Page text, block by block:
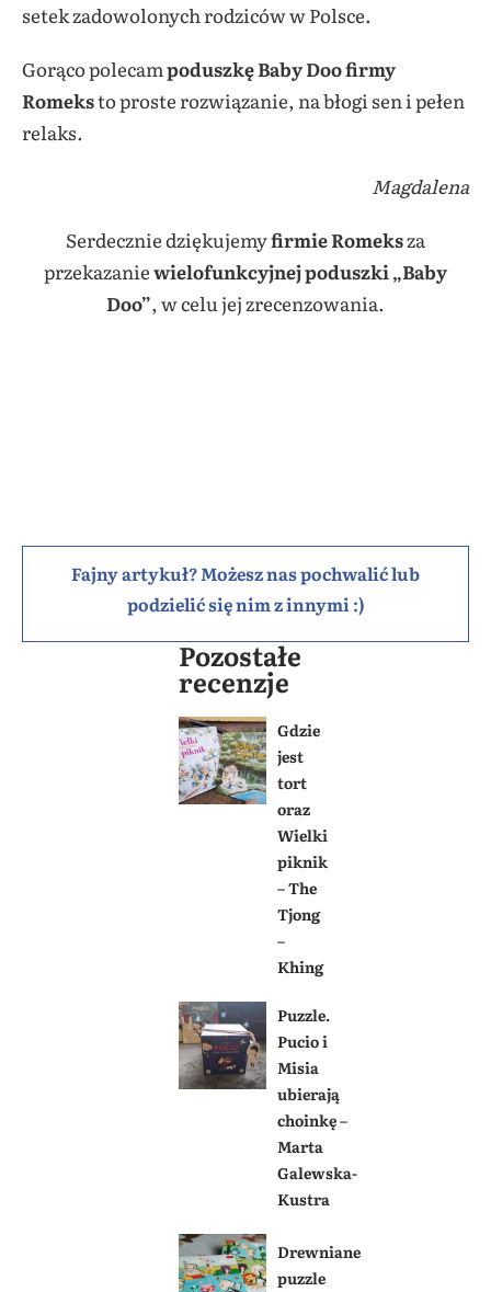
setek zadowolonych rodziców w Polsce.
Gorąco polecampoduszkę Baby Doofirmy
Romeksto proste rozwiązanie, na błogi sen i pełen
relaks.
Magdalena
Serdecznie dziękujemyfirmieRomeksza
przekazaniewielofunkcyjnej poduszki „Baby
Doo”, w celu jej zrecenzowania.
Fajny artykuł? Możesz nas pochwalić lub
podzielić się nim z innymi :)
Pozostałe
recenzje
Gdzie
jest
tort
oraz
Wielki
piknik
– The
Tjong
–
Khing
Puzzle.
Pucio i
Misia
ubierają
choinkę –
Marta
Galewska-
Kustra
Drewniane
puzzle